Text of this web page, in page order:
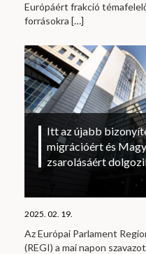
Európáért frakció
forrásokra […]
Itt az újabb
migrációért és
zsarolásáért
2025. 02. 19.
Az Európai Parlament
(REGI) a mai napon